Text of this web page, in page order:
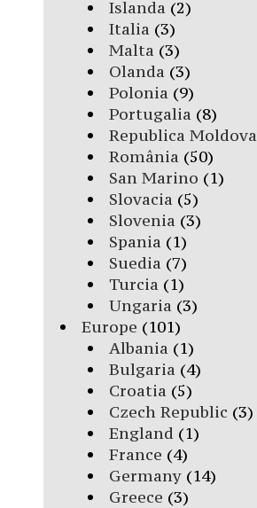
Islanda (2)
Italia (3)
Malta (3)
Olanda (3)
Polonia (9)
Portugalia (8)
Republica Moldova
România (50)
San Marino (1)
Slovacia (5)
Slovenia (3)
Spania (1)
Suedia (7)
Turcia (1)
Ungaria (3)
Europe (101)
Albania (1)
Bulgaria (4)
Croatia (5)
Czech Republic (3)
England (1)
France (4)
Germany(14)
Greece (3)